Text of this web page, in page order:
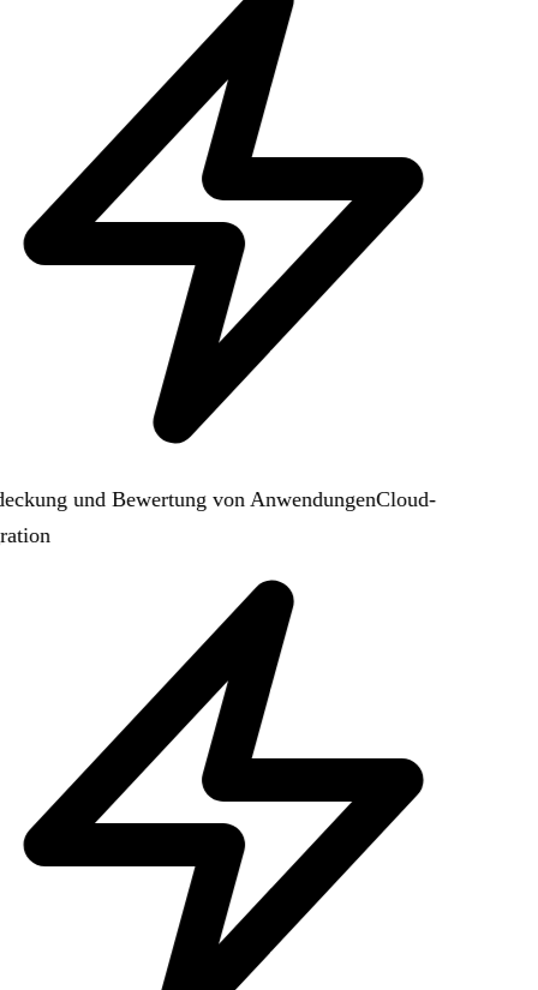
und Bewertung von AnwendungenCloud-